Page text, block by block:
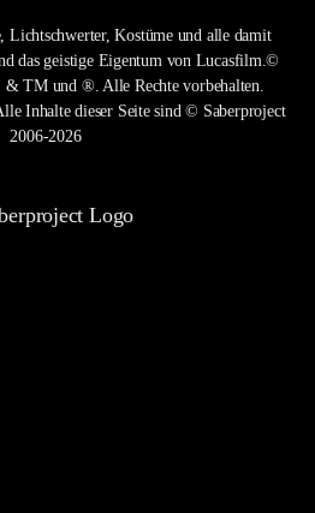
Lichtschwerter, Kostüme und alle damit
das geistige Eigentum von Lucasfilm.©
TM und ®. Alle Rechte vorbehalten.
Inhalte dieser Seite sind © Saberproject
2006-2026